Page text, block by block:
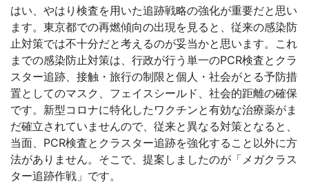
はい、やはり検査を用いた追跡戦略の強化が重要だと思い
ます。東京都での再燃傾向の出現を見ると、従来の感染防
止対策では不十分だと考えるのが妥当かと思います。これ
までの感染防止対策は、行政が行う単一のPCR検査とクラ
スター追跡、接触・旅行の制限と個人・社会がとる予防措
置としてのマスク、フェイスシールド、社会的距離の確保
です。新型コロナに特化したワクチンと有効な治療薬がま
だ確立されていませんので、従来と異なる対策となると、
当面、PCR検査とクラスター追跡を強化すること以外に方
法がありません。そこで、提案しましたのが「メガクラス
ター追跡作戦」です。